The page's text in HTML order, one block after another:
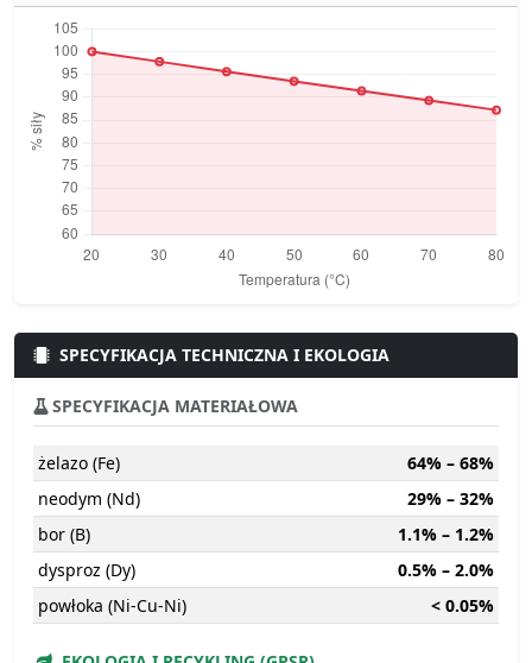
SPECYFIKACJA TECHNICZNA I EKOLOGIA
SPECYFIKACJA MATERIAŁOWA
żelazo (Fe)
64% – 68%
neodym (Nd)
29% – 32%
bor (B)
1.1% – 1.2%
dysproz (Dy)
0.5% – 2.0%
powłoka (Ni-Cu-Ni)
< 0.05%